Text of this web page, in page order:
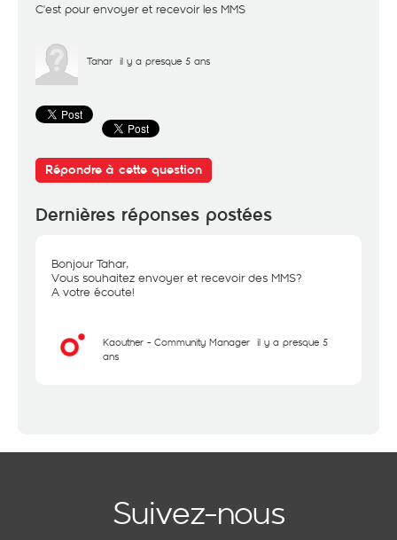
C'est pour envoyer et recevoir les MMS
Tahar il y a presque 5 ans
Répondre à cette question
Dernières réponses postées
Bonjour Tahar,
Vous souhaitez envoyer et recevoir des MMS?
A votre écoute!
Kaouther - Community Manager il y a presque 5
ans
Suivez-nous